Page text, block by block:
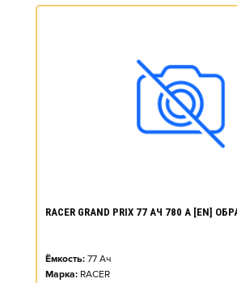
RACER GRAND PRIX 77 АЧ 780 А [EN]
Ёмкость: 77 Ач
Марка: RACER